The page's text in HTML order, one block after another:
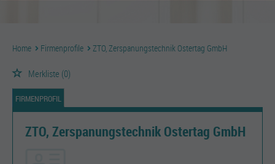
Home Firmenprofile ZTO, Zerspanungstechnik Ostertag GmbH
Merkliste (0)
FIRMENPROFIL
ZTO, Zerspanungstechnik Ostertag GmbH